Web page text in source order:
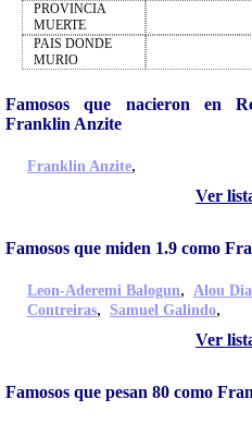
PROVINCIA
MUERTE
PAIS DONDE
MURIO
Famosos que nacieron en
Franklin Anzite
Franklin Anzite,
Ver
Famosos que miden 1.9 como
Leon-Aderemi Balogun, Alou
Contreiras, Samuel Galindo,
Ver
Famosos que pesan 80 como